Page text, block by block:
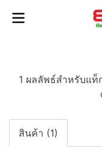
1 ผลลัพธ์สำหรับแท็
สินค้า (1)